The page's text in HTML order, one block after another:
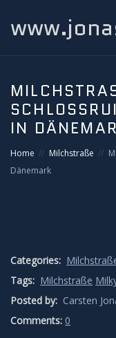
Beiträge
Atmosphärisches
Grüner Blitz
Leuchtende
N DÄNEMARK
Home Milchstraße
Dänemark
Categories:
Tags: Milchstraße
Posted by: Carsten
Comments: 0